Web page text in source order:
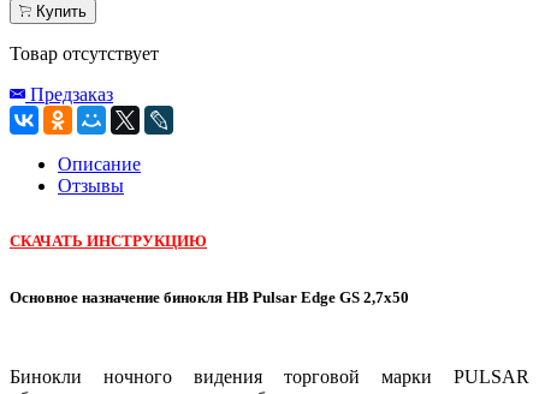
Купить
Товар отсутствует
Предзаказ
Описание
Отзывы
СКАЧАТЬ ИНСТРУКЦИЮ
Основное назначение бинокля НВ Pulsar Edge GS 2,7x50
Бинокли ночного видения торговой марки PULSAR